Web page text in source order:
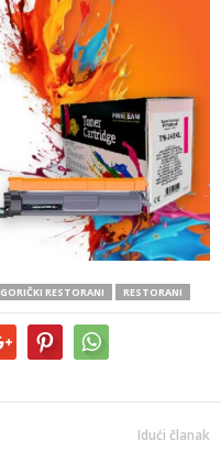
GORIČKI RESTORANI RESTORANI
Idući članak